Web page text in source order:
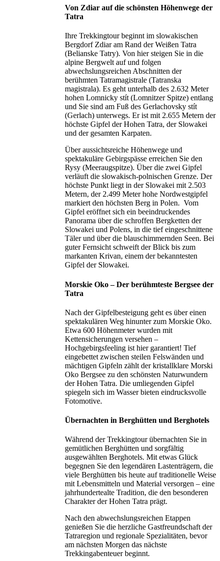
Von Zdiar auf die schönsten Höhenwege der
Tatra
Ihre Trekkingtour beginnt im slowakischen
Bergdorf Zdiar am Rand der Weißen Tatra
(Belianske Tatry). Von hier steigen Sie in die
alpine Bergwelt auf und folgen
abwechslungsreichen Abschnitten der
berühmten Tatramagistrale (Tatranska
magistrala). Es geht unterhalb des 2.632 Meter
hohen Lomnicky stít (Lomnitzer Spitze) entlang
und Sie sind am Fuß des Gerlachovsky stít
(Gerlach) unterwegs. Er ist mit 2.655 Metern der
höchste Gipfel der Hohen Tatra, der Slowakei
und der gesamten Karpaten.
Über aussichtsreiche Höhenwege und
spektakuläre Gebirgspässe erreichen Sie den
Rysy (Meeraugspitze). Über die zwei Gipfel
verläuft die slowakisch-polnischen Grenze. Der
höchste Punkt liegt in der Slowakei mit 2.503
Metern, der 2.499 Meter hohe Nordwestgipfel
markiert den höchsten Berg in Polen. Vom
Gipfel eröffnet sich ein beeindruckendes
Panorama über die schroffen Bergketten der
Slowakei und Polens, in die tief eingeschnittene
Täler und über die blauschimmernden Seen. Bei
guter Fernsicht schweift der Blick bis zum
markanten Krivan, einem der bekanntesten
Gipfel der Slowakei.
Morskie Oko – Der berühmteste Bergsee der
Tatra
Nach der Gipfelbesteigung geht es über einen
spektakulären Weg hinunter zum Morskie Oko.
Etwa 600 Höhenmeter wurden mit
Kettensicherungen versehen –
Hochgebirgsfeeling ist hier garantiert! Tief
eingebettet zwischen steilen Felswänden und
mächtigen Gipfeln zählt der kristallklare Morski
Oko Bergsee zu den schönsten Naturwundern
der Hohen Tatra. Die umliegenden Gipfel
spiegeln sich im Wasser bieten eindrucksvolle
Fotomotive.
Übernachten in Berghütten und Berghotels
Während der Trekkingtour übernachten Sie in
gemütlichen Berghütten und sorgfältig
ausgewählten Berghotels. Mit etwas Glück
begegnen Sie den legendären Lastenträgern, die
viele Berghütten bis heute auf traditionelle Weise
mit Lebensmitteln und Material versorgen – eine
jahrhundertealte Tradition, die den besonderen
Charakter der Hohen Tatra prägt.
Nach den abwechslungsreichen Etappen
genießen Sie die herzliche Gastfreundschaft der
Tatraregion und regionale Spezialitäten, bevor
am nächsten Morgen das nächste
Trekkingabenteuer beginnt.